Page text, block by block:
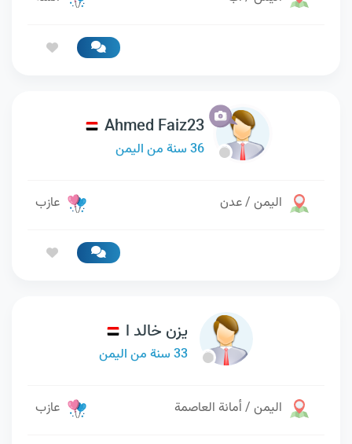
Ahmed Faiz23
36 سنة من اليمن
اليمن / عدن عازب
يزن خالد ا
33 سنة من اليمن
اليمن / أمانة العاصمة عازب